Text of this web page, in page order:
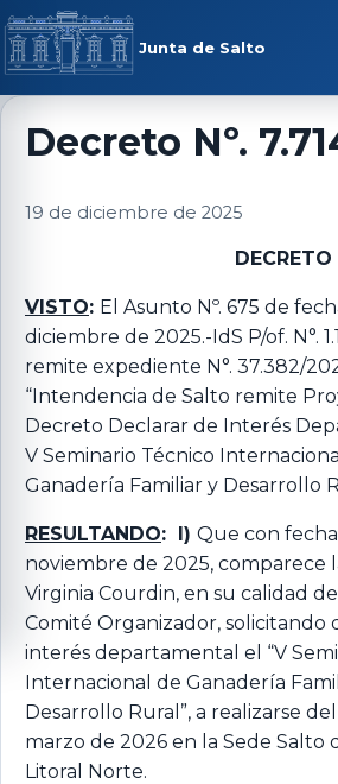
Saltar al contenido
Junta de Salto
menú
Decreto Nº.
19 de diciembre de 2025
VISTO: El Asunto Nº. 675 de
diciembre de 2025.-IdS P/of. N°.
remite expediente N°. 37.382/
“Intendencia de Salto remite
Decreto Declarar de Interés
V Seminario Técnico
Ganadería Familiar y Desarrollo
RESULTANDO: I) Que con fecha
noviembre de 2025, comparece
Virginia Courdin, en su calidad
Comité Organizador, solicitando
interés departamental el “V
Internacional de Ganadería
Desarrollo Rural”, a realizarse
marzo de 2026 en la Sede Salto
Litoral Norte.